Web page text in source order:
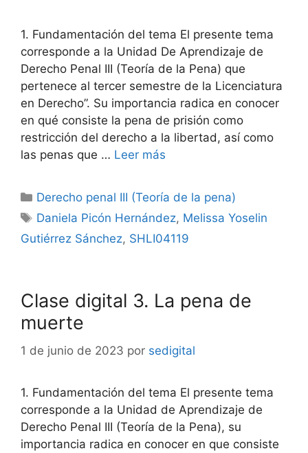
1. Fundamentación del tema El presente tema
corresponde a la Unidad De Aprendizaje de
Derecho Penal III (Teoría de la Pena) que
pertenece al tercer semestre de la Licenciatura
en Derecho”. Su importancia radica en conocer
en qué consiste la pena de prisión como
restricción del derecho a la libertad, así como
las penas que … Leer más
Categorías
Derecho penal III (Teoría de la pena)
Etiquetas
Daniela Picón Hernández, Melissa Yoselin
Gutiérrez Sánchez, SHLI04119
Clase digital 3. La pena de
muerte
1 de junio de 2023 por sedigital
1. Fundamentación del tema El presente tema
corresponde a la Unidad de Aprendizaje de
Derecho Penal III (Teoría de la Pena), su
importancia radica en conocer en que consiste